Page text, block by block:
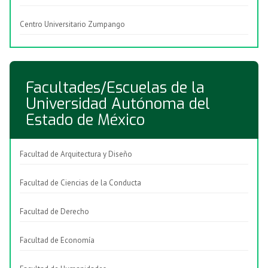
Centro Universitario Zumpango
Facultades/Escuelas de la
Universidad Autónoma del
Estado de México
Facultad de Arquitectura y Diseño
Facultad de Ciencias de la Conducta
Facultad de Derecho
Facultad de Economía